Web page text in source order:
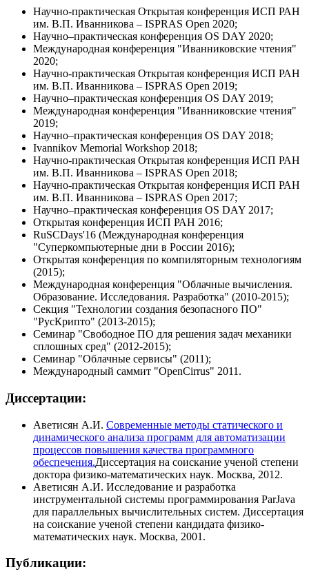
Научно-практическая Открытая конференция ИСП РАН
им. В.П. Иванникова – ISPRAS Open 2020;
Научно–практическая конференция OS DAY 2020;
Международная конференция "Иванниковские чтения"
2020;
Научно-практическая Открытая конференция ИСП РАН
им. В.П. Иванникова – ISPRAS Open 2019;
Научно–практическая конференция OS DAY 2019;
Международная конференция "Иванниковские чтения"
2019;
Научно–практическая конференция OS DAY 2018;
Ivannikov Memorial Workshop 2018;
Научно-практическая Открытая конференция ИСП РАН
им. В.П. Иванникова – ISPRAS Open 2018;
Научно-практическая Открытая конференция ИСП РАН
им. В.П. Иванникова – ISPRAS Open 2017;
Научно–практическая конференция OS DAY 2017;
Открытая конференция ИСП РАН 2016;
RuSCDays'16 (Международная конференция
"Суперкомпьютерные дни в России 2016);
Открытая конференция по компиляторным технологиям
(2015);
Международная конференция "Облачные вычисления.
Образование. Исследования. Разработка" (2010-2015);
Секция "Технологии создания безопасного ПО"
"РусКрипто" (2013-2015);
Семинар "Свободное ПО для решения задач механики
сплошных сред" (2012-2015);
Семинар "Облачные сервисы" (2011);
Международный саммит "OpenCirrus" 2011.
Диссертации:
Аветисян А.И. Современные методы статического и
динамического анализа программ для автоматизации
процессов повышения качества программного
обеспечения.Диссертация на соискание ученой степени
доктора физико-математических наук. Москва, 2012.
Аветисян А.И. Исследование и разработка
инструментальной системы программирования ParJava
для параллельных вычислительных систем. Диссертация
на соискание ученой степени кандидата физико-
математических наук. Москва, 2001.
Публикации: